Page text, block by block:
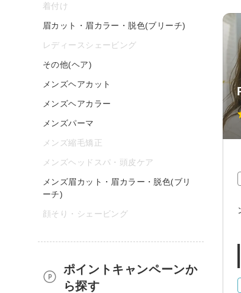
着付け
眉カット・眉カラー・脱色(ブリーチ)
レディースシェービング
その他(ヘア)
メンズヘアカット
メンズヘアカラー
メンズパーマ
メンズ縮毛矯正
メンズヘッドスパ・頭皮ケア
メンズ眉カット・眉カラー・脱色(ブリ
ーチ)
顔そり・シェービング
ポイントキャンペーンか
ら探す